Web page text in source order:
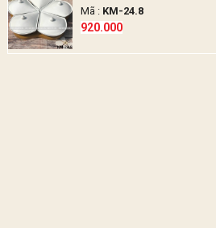
Mã : KM-24.8
920.000